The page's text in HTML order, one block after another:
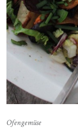
Ofengemüse